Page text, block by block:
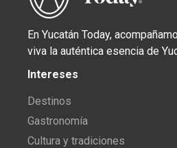
En Yucatán Today,
viva la auténtica esencia de
Intereses
Destinos
Gastronomía
Cultura y tradiciones